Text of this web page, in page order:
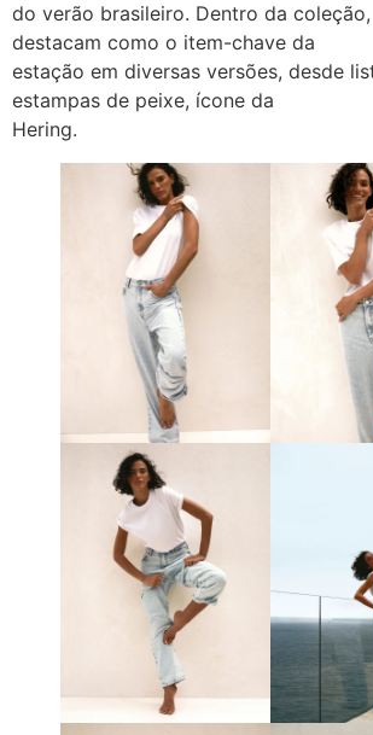
do verão brasileiro. Dentro da
destacam como o item-chave da
estação em diversas versões, desde
estampas de peixe, ícone da
Hering.